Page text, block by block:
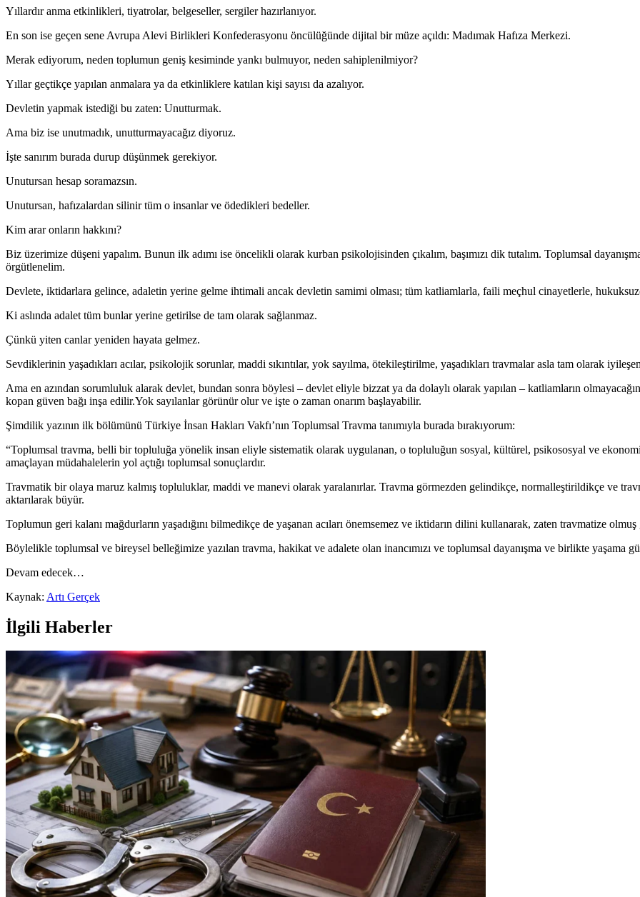
Yıllardır anma etkinlikleri, tiyatrolar, belgeseller, sergiler hazırlanıyor.
En son ise geçen sene Avrupa Alevi Birlikleri Konfederasyonu öncülüğünde dijital bir müze açıldı: Madımak Hafıza Merkezi.
Merak ediyorum, neden toplumun geniş kesiminde yankı bulmuyor, neden sahiplenilmiyor?
Yıllar geçtikçe yapılan anmalara ya da etkinliklere katılan kişi sayısı da azalıyor.
Devletin yapmak istediği bu zaten: Unutturmak.
Ama biz ise unutmadık, unutturmayacağız diyoruz.
İşte sanırım burada durup düşünmek gerekiyor.
Unutursan hesap soramazsın.
Unutursan, hafızalardan silinir tüm o insanlar ve ödedikleri bedeller.
Kim arar onların hakkını?
Biz üzerimize düşeni yapalım. Bunun ilk adımı ise öncelikli olarak kurban psikolojisinden çıkalım, başımızı dik tutalım. Toplumsal
örgütlenelim.
Devlete, iktidarlara gelince, adaletin yerine gelme ihtimali ancak devletin samimi olması; tüm katliamlarla, faili meçhul cinayetlerle,
Ki aslında adalet tüm bunlar yerine getirilse de tam olarak sağlanmaz.
Çünkü yiten canlar yeniden hayata gelmez.
Sevdiklerinin yaşadıkları acılar, psikolojik sorunlar, maddi sıkıntılar, yok sayılma, ötekileştirilme, yaşadıkları travmalar asla tam olarak
Ama en azından sorumluluk alarak devlet, bundan sonra böylesi – devlet eliyle bizzat ya da dolaylı olarak yapılan – katliamların
kopan güven bağı inşa edilir.Yok sayılanlar görünür olur ve işte o zaman onarım başlayabilir.
Şimdilik yazının ilk bölümünü Türkiye İnsan Hakları Vakfı’nın Toplumsal Travma tanımıyla burada bırakıyorum:
“Toplumsal travma, belli bir topluluğa yönelik insan eliyle sistematik olarak uygulanan, o topluluğun sosyal, kültürel, psikososyal ve
amaçlayan müdahalelerin yol açtığı toplumsal sonuçlardır.
Travmatik bir olaya maruz kalmış topluluklar, maddi ve manevi olarak yaralanırlar. Travma görmezden gelindikçe, normalleştirildikçe ve
aktarılarak büyür.
Toplumun geri kalanı mağdurların yaşadığını bilmedikçe de yaşanan acıları önemsemez ve iktidarın dilini kullanarak, zaten travmatize
Böylelikle toplumsal ve bireysel belleğimize yazılan travma, hakikat ve adalete olan inancımızı ve toplumsal dayanışma ve birlikte yaşama
Devam edecek…
Kaynak: Artı Gerçek
İlgili Haberler